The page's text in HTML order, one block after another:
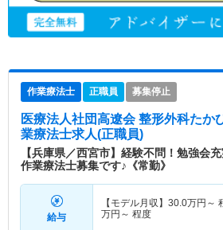
作業療法士 正職員 募集停止
医療法人社団高遼会 整形外科たか
業療法士求人(正職員)
【兵庫県／西宮市】経験不問！勉強会
作業療法士募集です♪《常勤》
給与
【モデル月収】 30.0万円～
万円～ 程度